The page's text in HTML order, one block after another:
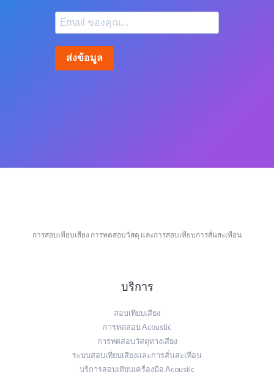
ส่งข้อมูล
การสอบเทียบเสียง การทดสอบวัสดุ และการสอบเทียบการสั่นสะเทือน
บริการ
สอบเทียบเสียง
การทดสอบ Acoustic
การทดสอบวัสดุทางเสียง
ระบบสอบเทียบเสียงและการสั่นสะเทือน
บริการสอบเทียบเครื่องมือ Acoustic